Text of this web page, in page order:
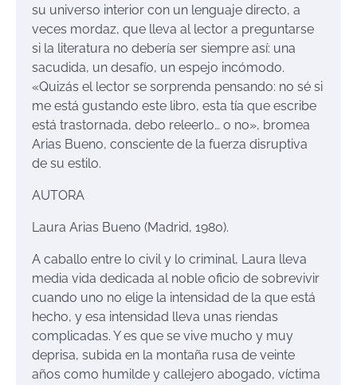
su universo interior con un lenguaje directo, a
veces mordaz, que lleva al lector a preguntarse
si la literatura no debería ser siempre así: una
sacudida, un desafío, un espejo incómodo.
«Quizás el lector se sorprenda pensando: no sé si
me está gustando este libro, esta tía que escribe
está trastornada, debo releerlo… o no», bromea
Arias Bueno, consciente de la fuerza disruptiva
de su estilo.
AUTORA
Laura Arias Bueno (Madrid, 1980).
A caballo entre lo civil y lo criminal, Laura lleva
media vida dedicada al noble oficio de sobrevivir
cuando uno no elige la intensidad de la que está
hecho, y esa intensidad lleva unas riendas
complicadas. Y es que se vive mucho y muy
deprisa, subida en la montaña rusa de veinte
años como humilde y callejero abogado, víctima